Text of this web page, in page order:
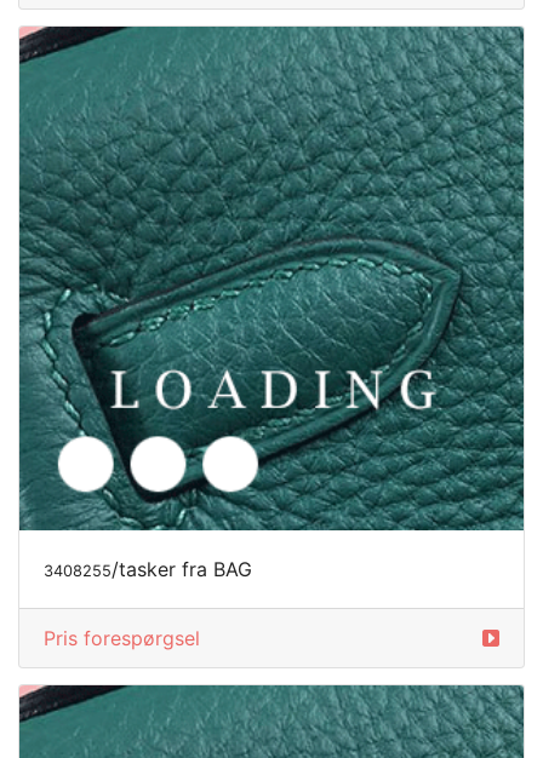
3408256/tasker fra BAG
Pris forespørgsel